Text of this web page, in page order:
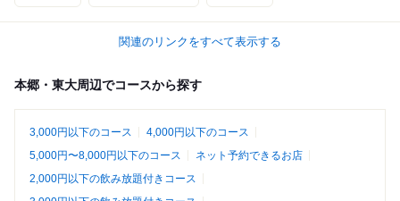
関連のリンクをすべて表示する
本郷・東大周辺でコースから探す
3,000円以下のコース
4,000円以下のコース
5,000円〜8,000円以下のコース
ネット予約できるお店
2,000円以下の飲み放題付きコース